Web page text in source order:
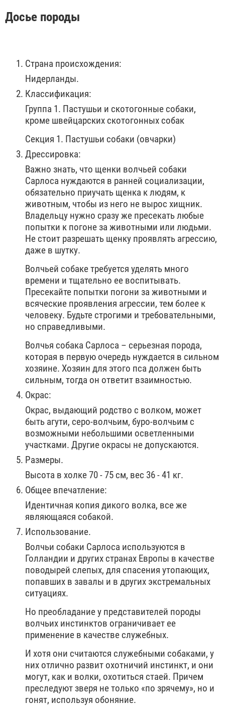
Досье породы
Страна происхождения:
Нидерланды.
Классификация:
Группа 1. Пастушьи и скотогонные собаки,
кроме швейцарских скотогонных собак
Секция 1. Пастушьи собаки (овчарки)
Дрессировка:
Важно знать, что щенки волчьей собаки
Сарлоса нуждаются в ранней социализации,
обязательно приучать щенка к людям, к
животным, чтобы из него не вырос хищник.
Владельцу нужно сразу же пресекать любые
попытки к погоне за животными или людьми.
Не стоит разрешать щенку проявлять агрессию,
даже в шутку.
Волчьей собаке требуется уделять много
времени и тщательно ее воспитывать.
Пресекайте попытки погони за животными и
всяческие проявления агрессии, тем более к
человеку. Будьте строгими и требовательными,
но справедливыми.
Волчья собака Сарлоса – серьезная порода,
которая в первую очередь нуждается в сильном
хозяине. Хозяин для этого пса должен быть
сильным, тогда он ответит взаимностью.
Окрас:
Окрас, выдающий родство с волком, может
быть агути, серо-волчьим, буро-волчьим с
возможными небольшими осветленными
участками. Другие окрасы не допускаются.
Размеры.
Высота в холке 70 - 75 см, вес 36 - 41 кг.
Общее впечатление:
Идентичная копия дикого волка, все же
являющаяся собакой.
Использование.
Волчьи собаки Сарлоса используются в
Голландии и других странах Европы в качестве
поводырей слепых, для спасения утопающих,
попавших в завалы и в других экстремальных
ситуациях.
Но преобладание у представителей породы
волчьих инстинктов ограничивает ее
применение в качестве служебных.
И хотя они считаются служебными собаками, у
них отлично развит охотничий инстинкт, и они
могут, как и волки, охотиться стаей. Причем
преследуют зверя не только «по зрячему», но и
гонят, используя обоняние.